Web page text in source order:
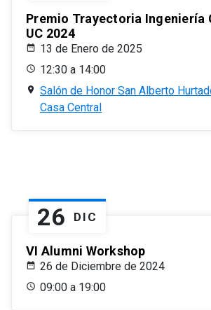
Premio Trayectoria Ingeniería
UC 2024
13 de Enero de 2025
12:30 a 14:00
Salón de Honor San Alberto
Casa Central
26 DIC
VI Alumni Workshop
26 de Diciembre de 2024
09:00 a 19:00